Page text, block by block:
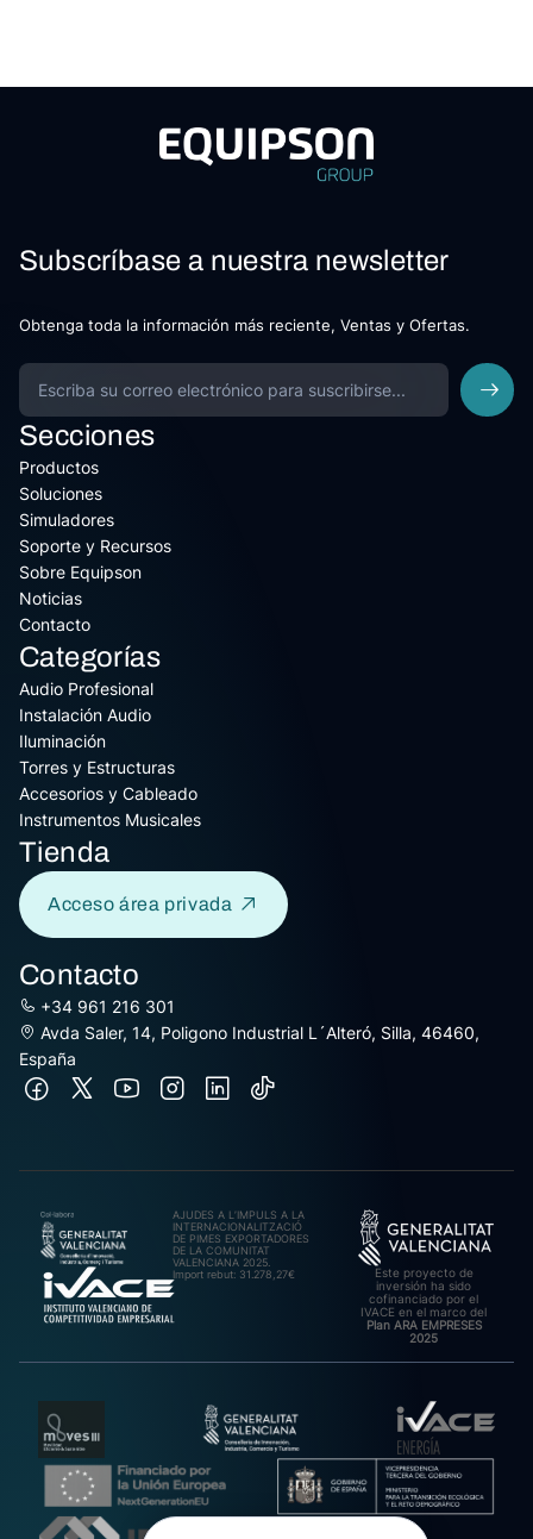
Subscríbase a nuestra newsletter
Obtenga toda la información más reciente, Ventas y Ofertas.
Secciones
Productos
Soluciones
Simuladores
Soporte y Recursos
Sobre Equipson
Noticias
Contacto
Categorías
Audio Profesional
Instalación Audio
Iluminación
Torres y Estructuras
Accesorios y Cableado
Instrumentos Musicales
Tienda
Acceso área privada
Contacto
+34 961 216 301
Avda Saler, 14, Poligono Industrial L´Alteró, Silla, 46460,
España
AJUDES A L’IMPULS A LA
INTERNACIONALITZACIÓ
DE PIMES EXPORTADORES
DE LA COMUNITAT
VALENCIANA 2025.
Import rebut: 31.278,27€
Este proyecto de
inversión ha sido
cofinanciado por el
IVACE en el marco del
Plan ARA EMPRESES
2025